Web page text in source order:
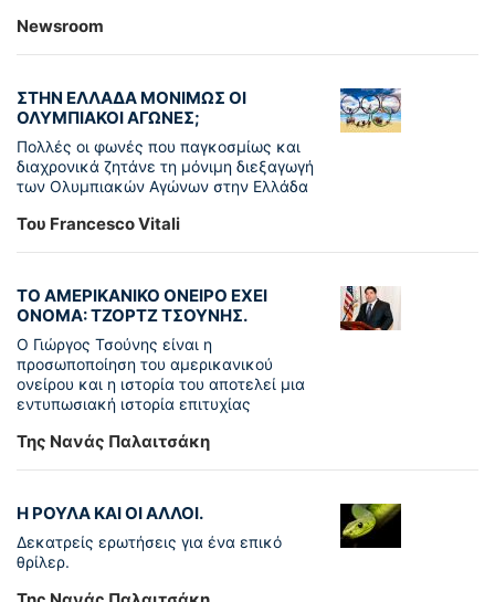
Newsroom
ΣΤΗΝ ΕΛΛΑΔΑ ΜΟΝΙΜΩΣ ΟΙ
ΟΛΥΜΠΙΑΚΟΙ ΑΓΩΝΕΣ;
Πολλές οι φωνές που παγκοσμίως και
διαχρονικά ζητάνε τη μόνιμη διεξαγωγή
των Ολυμπιακών Αγώνων στην Ελλάδα
Του Francesco Vitali
ΤΟ ΑΜΕΡΙΚΑΝΙΚΟ ΟΝΕΙΡΟ ΕΧΕΙ
ΟΝΟΜΑ: ΤΖΟΡΤΖ ΤΣΟΥΝΗΣ.
Ο Γιώργος Τσούνης είναι η
προσωποποίηση του αμερικανικού
ονείρου και η ιστορία του αποτελεί μια
εντυπωσιακή ιστορία επιτυχίας
Της Νανάς Παλαιτσάκη
Η ΡΟΥΛΑ ΚΑΙ ΟΙ ΑΛΛΟΙ.
Δεκατρείς ερωτήσεις για ένα επικό
θρίλερ.